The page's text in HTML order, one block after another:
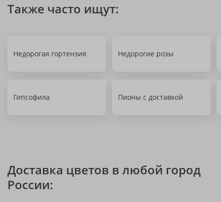
Также часто ищут:
Недорогая гортензия Недорогие розы
Гипсофила Пионы с доставкой
Доставка цветов в любой город
России: